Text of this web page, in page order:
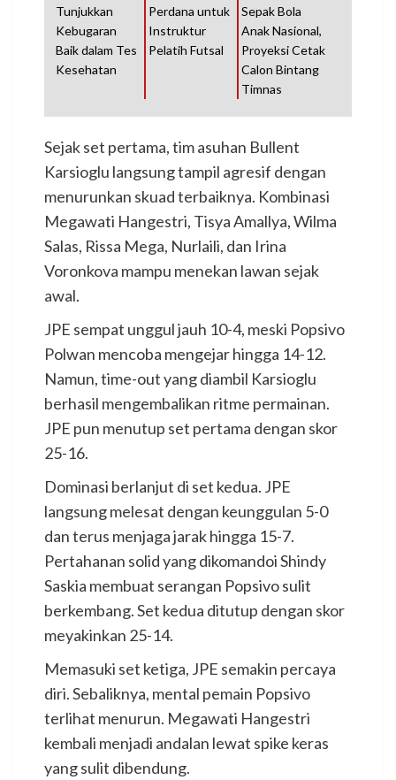
Tunjukkan
Kebugaran
Baik dalam Tes
Kesehatan
Perdana untuk
Instruktur
Pelatih Futsal
Sepak Bola
Anak Nasional,
Proyeksi Cetak
Calon Bintang
Timnas
Sejak set pertama, tim asuhan Bullent
Karsioglu langsung tampil agresif dengan
menurunkan skuad terbaiknya. Kombinasi
Megawati Hangestri, Tisya Amallya, Wilma
Salas, Rissa Mega, Nurlaili, dan Irina
Voronkova mampu menekan lawan sejak
awal.
JPE sempat unggul jauh 10-4, meski Popsivo
Polwan mencoba mengejar hingga 14-12.
Namun, time-out yang diambil Karsioglu
berhasil mengembalikan ritme permainan.
JPE pun menutup set pertama dengan skor
25-16.
Dominasi berlanjut di set kedua. JPE
langsung melesat dengan keunggulan 5-0
dan terus menjaga jarak hingga 15-7.
Pertahanan solid yang dikomandoi Shindy
Saskia membuat serangan Popsivo sulit
berkembang. Set kedua ditutup dengan skor
meyakinkan 25-14.
Memasuki set ketiga, JPE semakin percaya
diri. Sebaliknya, mental pemain Popsivo
terlihat menurun. Megawati Hangestri
kembali menjadi andalan lewat spike keras
yang sulit dibendung.